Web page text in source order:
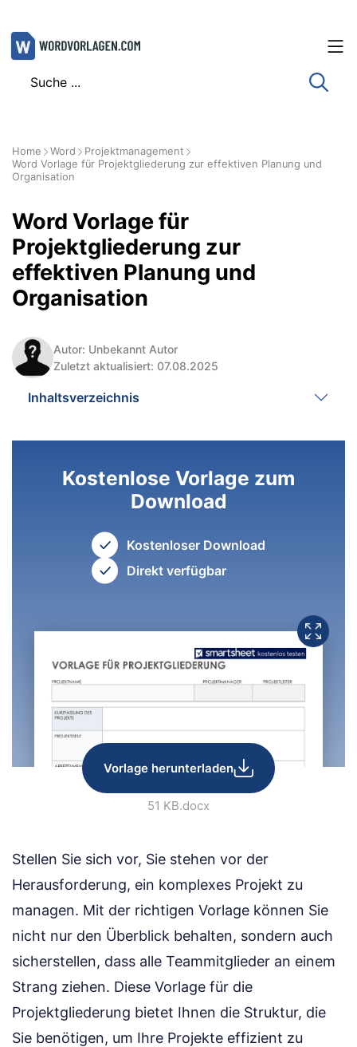
Zum
Inhalt
Home Word
Projektmanagement
Word Vorlage für Projektgliederung zur effektiven Planung und
Organisation
Word Vorlage für
Projektgliederung zur
effektiven Planung und
Organisation
Autor: Unbekannt Autor
Zuletzt aktualisiert: 07.08.2025
Inhaltsverzeichnis
Kostenlose Vorlage zum
Download
Kostenloser Download
Direkt verfügbar
Vorlage herunterladen
51 KB.docx
Stellen Sie sich vor, Sie stehen vor der
Herausforderung, ein komplexes Projekt zu
managen. Mit der richtigen Vorlage können Sie
nicht nur den Überblick behalten, sondern auch
sicherstellen, dass alle Teammitglieder an einem
Strang ziehen. Diese Vorlage für die
Projektgliederung bietet Ihnen die Struktur, die
Sie benötigen, um Ihre Projekte effizient zu